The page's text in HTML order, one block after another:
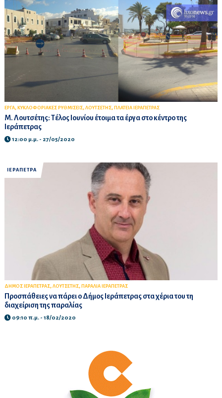
ΕΡΓΑ, ΚΥΚΛΟΦΟΡΙΑΚΕΣ ΡΥΘΜΙΣΕΙΣ, ΛΟΥΤΣΕΤΗΣ, ΠΛΑΤΕΙΑ ΙΕΡΑΠΕΤΡΑΣ
Μ. Λουτσέτης: Τέλος Ιουνίου έτοιμα τα έργα στο κέντρο της
Ιεράπετρας
12:00 μ.μ. - 27/05/2020
ΙΕΡΑΠΕΤΡΑ
ΔΗΜΟΣ ΙΕΡΑΠΕΤΡΑΣ, ΛΟΥΤΣΕΤΗΣ, ΠΑΡΑΛΙΑ ΙΕΡΑΠΕΤΡΑΣ
Προσπάθειες να πάρει ο Δήμος Ιεράπετρας στα χέρια του τη
διαχείριση της παραλίας
09:10 π.μ. - 18/02/2020